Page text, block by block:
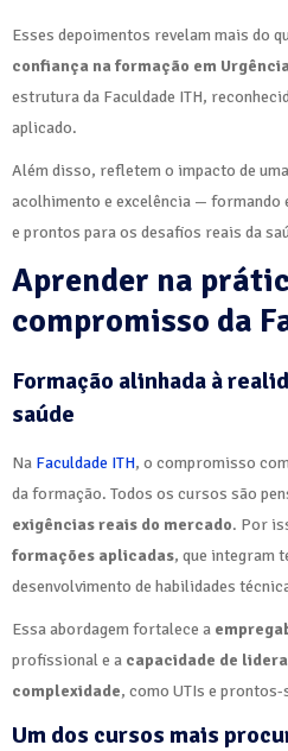
Esses depoimentos revelam mais do
confiança na formação em
estrutura da Faculdade ITH,
aplicado.
Além disso, refletem o impacto de
acolhimento e excelência — formando
e prontos para os desafios reais da
Aprender na
compromisso da
Formação alinhada à
saúde
Na Faculdade ITH, o compromisso
da formação. Todos os cursos são
exigências reais do mercado. Por
formações aplicadas, que integram
desenvolvimento de habilidades
Essa abordagem fortalece a
profissional e a capacidade de
complexidade, como UTIs e
Um dos cursos mais